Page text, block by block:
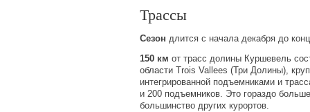
Трассы
Сезон длится с начала декабря до
150 км от трасс долины Куршевель
области Trois Vallees (Три Долины),
интегрированной подъемниками и
и 200 подъемников. Это гораздо
большинство других курортов.